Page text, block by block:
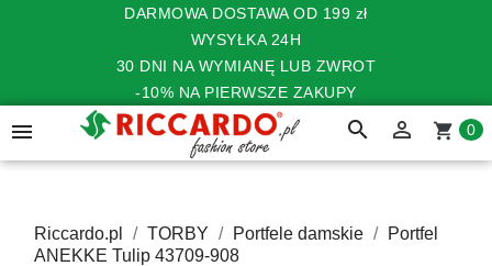
DARMOWA DOSTAWA OD 199 zł
WYSYŁKA 24H
30 DNI NA WYMIANĘ LUB ZWROT
-10% NA PIERWSZE ZAKUPY
 search  shopping_cart 0
Riccardo.pl TORBY Portfele damskie
Portfel
ANEKKE Tulip 43709-908